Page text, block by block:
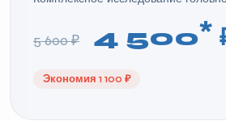
5 600 ₽ 4 500*
Экономия 1 100 ₽